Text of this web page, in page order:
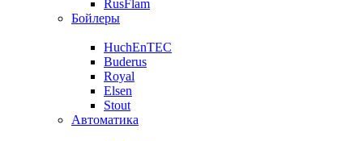
RusFlam
Бойлеры
HuchEnTEC
Buderus
Royal
Elsen
Stout
Автоматика